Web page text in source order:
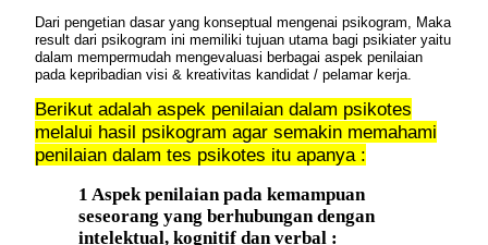
Dari pengetian dasar yang konseptual mengenai psikogram, Maka
result dari psikogram ini memiliki tujuan utama bagi psikiater yaitu
dalam mempermudah mengevaluasi berbagai aspek penilaian
pada kepribadian visi & kreativitas kandidat / pelamar kerja.
Berikut adalah aspek penilaian dalam psikotes
melalui hasil psikogram agar semakin memahami
penilaian dalam tes psikotes itu apanya :
1 Aspek penilaian pada kemampuan
seseorang yang berhubungan dengan
intelektual, kognitif dan verbal :